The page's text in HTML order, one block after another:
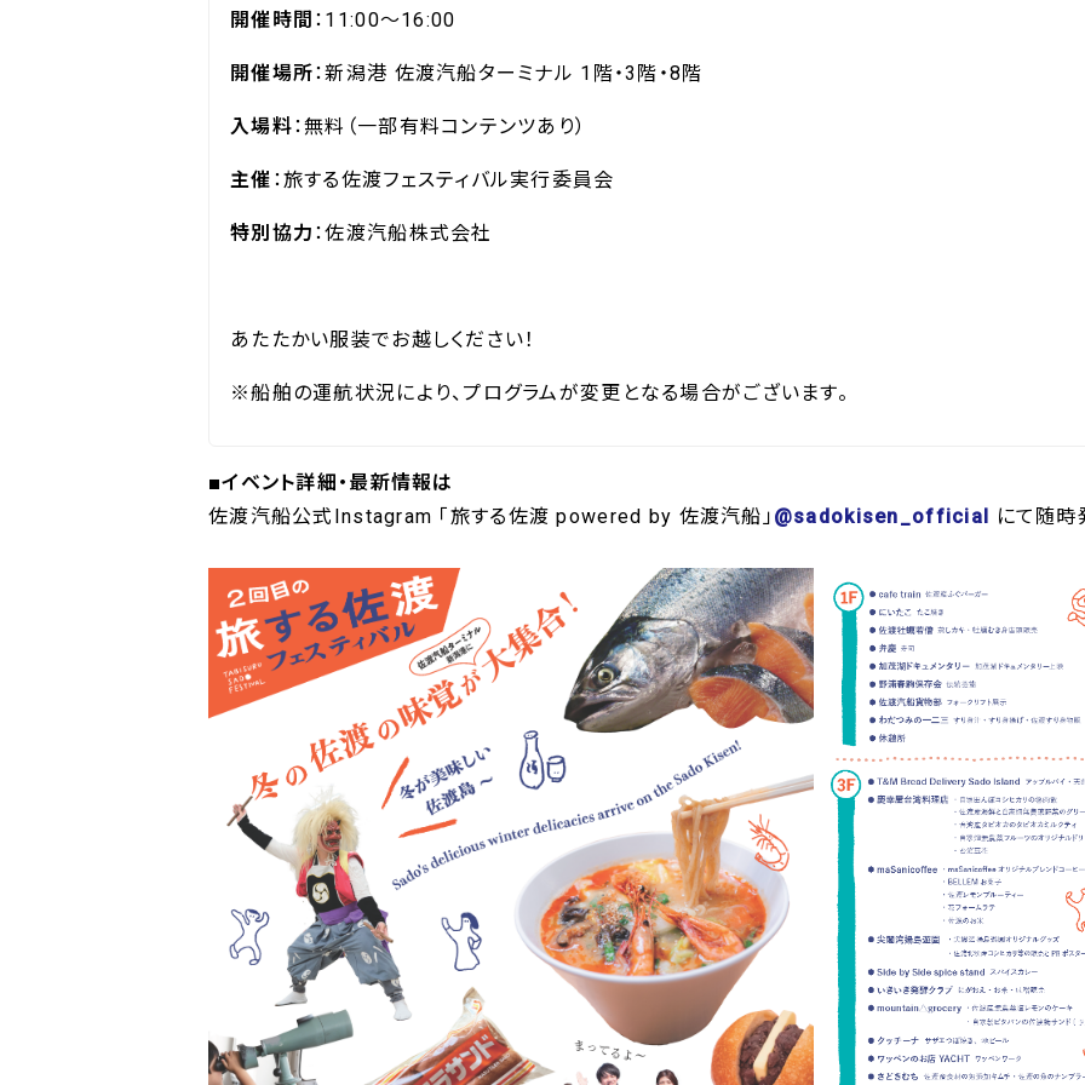
開催時間 ：11:00～16:00
開催場所：新潟港 佐渡汽船ターミナル 1階・3階・8階
入場料：無料（一部有料コンテンツあり）
主催 ：旅する佐渡フェスティバル実行委員会
特別協力 ：佐渡汽船株式会社
あたたかい服装でお越しください！
※船舶の運航状況により、プログラムが変更となる場合がございます。
■イベント詳細・最新情報は
佐渡汽船公式Instagram 「旅する佐渡 powered by 佐渡汽船」 @sadokisen_official にて随時